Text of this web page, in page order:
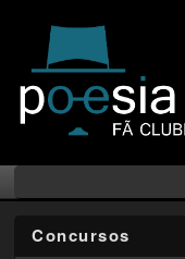
Concursos